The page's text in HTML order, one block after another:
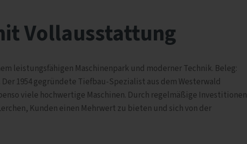
Vollausstattung
leistungsfähigen Maschinenpark und moderner Technik. Beleg:
1954 gegründete Tiefbau-Spezialist aus dem Westerwald
viele hochwertige Maschinen. Durch regelmäßige Investitionen
Kunden einen Mehrwert zu bieten und sich von der